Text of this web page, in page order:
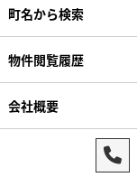
町名から検索
物件閲覧履歴
会社概要